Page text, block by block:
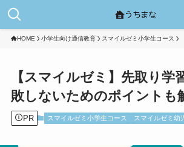
HOME 小学生向け通信教育 スマイルゼミ小学生コース
【スマイルゼミ】先取り学
敗しないためのポイントも
PR スマイルゼミ小学生コース スマイルゼミ幼